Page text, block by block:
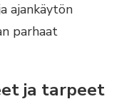
ajankäytön
parhaat
ja tarpeet